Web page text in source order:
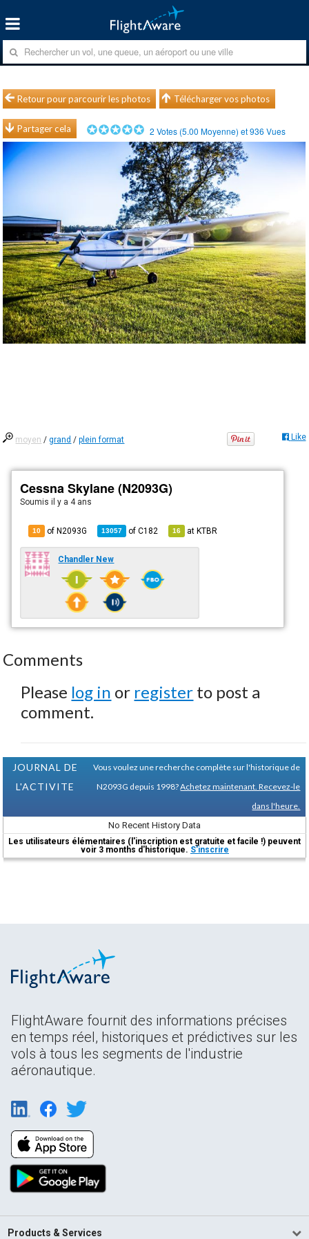
Retour pour parcourir les photos Télécharger vos photos
Partager cela 2 Votes (5.00 Moyenne) et936 Vues
moyen /grand /plein format Like
Cessna Skylane (N2093G)
Soumisil y a 4 ans
10 of N2093G 13057 ofC182 16 atKTBR
Chandler New
Comments
Please log in or register to post a
comment.
JOURNAL DE
L'ACTIVITE
Vous voulez une recherche complète sur l'historique de
N2093G depuis 1998?Achetez maintenant. Recevez-le
dans l'heure.
No Recent History Data
Les utilisateurs élémentaires (l'inscription est gratuite et facile !) peuvent
voir 3 months d'historique. S'inscrire
FlightAware fournit des informations précises
en temps réel, historiques et prédictives sur les
vols à tous les segments de l'industrie
aéronautique.
Products & Services